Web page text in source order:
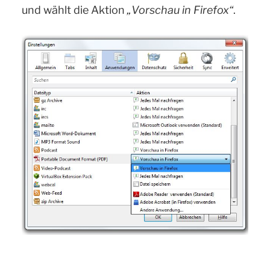
und wählt die Aktion„Vorschau in Firefox“.